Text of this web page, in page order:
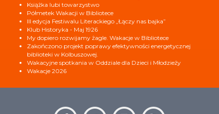
Książka lubi towarzystwo
Półmetek Wakacji w Bibliotece
III edycja Festiwalu Literackiego „Łączy nas bajka”
Klub Historyka - Maj 1926
My dopiero rozwijamy żagle. Wakacje w Bibliotece
Zakończono projekt poprawy efektywności energetycznej
biblioteki w Kolbuszowej.
Wakacyjne spotkania w Oddziale dla Dzieci i Młodzieży
Wakacje 2026